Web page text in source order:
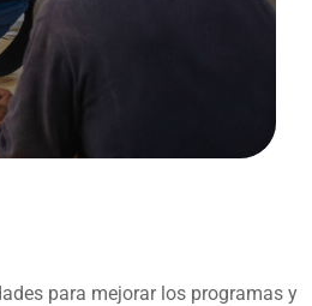
para mejorar los programas y